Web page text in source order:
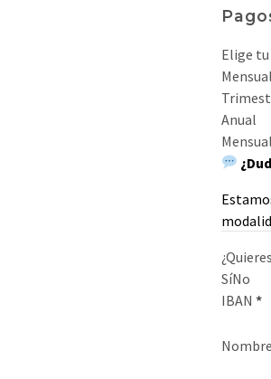
Elige
Anual
SíNo
IBAN *